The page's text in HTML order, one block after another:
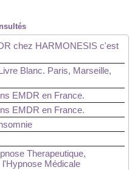
chez HARMONESIS c'est
Blanc. Paris, Marseille,
EMDR en France.
EMDR en France.
Therapeutique,
Médicale